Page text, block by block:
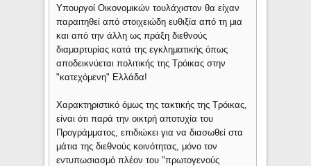
Υπουργοί Οικονομικών τουλάχιστον θα είχαν
παραιτηθεί από στοιχειώδη ευθιξία από τη μια
και από την άλλη ως πράξη διεθνούς
διαμαρτυρίας κατά της εγκληματικής όπως
αποδεικνύεται πολιτικής της Τρόικας στην
"κατεχόμενη" Ελλάδα!
Χαρακτηριστικό όμως της τακτικής της Τρόικας,
είναι ότι παρά την οικτρή αποτυχία του
Προγράμματος, επιδιώκει για να διασωθεί στα
μάτια της διεθνούς κοινότητας, μόνο τον
εντυπωσιασμό πλέον του "πρωτογενούς